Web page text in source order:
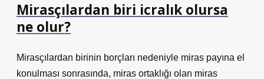
Mirasçılardan biri icralık olursa
ne olur?
Mirasçılardan birinin borçları nedeniyle miras payına el
konulması sonrasında, miras ortaklığı olan miras